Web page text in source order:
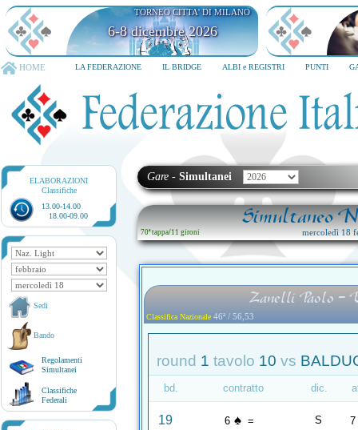
TORNEO CITTA' DI MILANO
6-8 dicembre 2026
HOME LA FEDERAZIONE IL BRIDGE ALBI e REGISTRI PUNTI
ELABORAZIONI
Classifiche
13.00-14.00
18.00-09.00
Sedi
Bando
Regolamenti
Simultanei
Classifiche
Federali
Gare - Simultanei
Simultaneo
70ª tappa/11 gironi mercoledì 18
Zanelli Paolo -
Classifica Nazionale 46ª / 56,53
round 1 tavolo 10 vs
bd. contratto dic.
19 6 ♠ = S 7